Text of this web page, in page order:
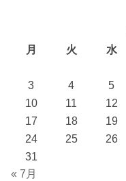
月
火 水
3
4 5
10
11 12
17
18 19
24
25 26
31
« 7月